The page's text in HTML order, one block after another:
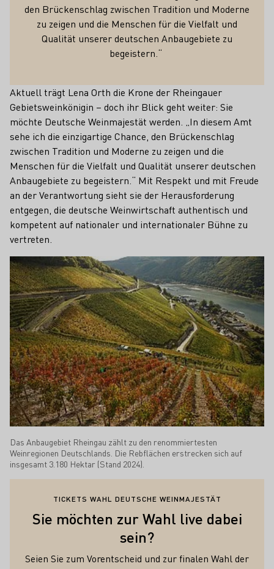
den Brückenschlag zwischen Tradition und Moderne
zu zeigen und die Menschen für die Vielfalt und
Qualität unserer deutschen Anbaugebiete zu
begeistern.“
Aktuell trägt Lena Orth die Krone der Rheingauer
Gebietsweinkönigin – doch ihr Blick geht weiter: Sie
möchte Deutsche Weinmajestät werden. „In diesem Amt
sehe ich die einzigartige Chance, den Brückenschlag
zwischen Tradition und Moderne zu zeigen und die
Menschen für die Vielfalt und Qualität unserer deutschen
Anbaugebiete zu begeistern.“ Mit Respekt und mit Freude
an der Verantwortung sieht sie der Herausforderung
entgegen, die deutsche Weinwirtschaft authentisch und
kompetent auf nationaler und internationaler Bühne zu
vertreten.
Das Anbaugebiet Rheingau zählt zu den renommiertesten
Weinregionen Deutschlands. Die Rebflächen erstrecken sich auf
insgesamt 3.180 Hektar (Stand 2024).
TICKETS WAHL DEUTSCHE WEINMAJESTÄT
Sie möchten zur Wahl live dabei
sein?
Seien Sie zum Vorentscheid und zur finalen Wahl der